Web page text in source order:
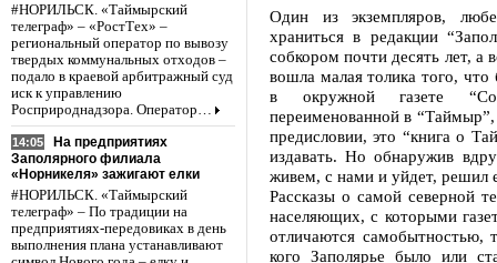
#НОРИЛЬСК. «Таймырский
телеграф» – «РостТех» –
региональный оператор по вывозу
твердых коммунальных отходов –
подало в краевой арбитражный суд
иск к управлению
Росприроднадзора. Оператор…
14:05
На предприятиях
Заполярного филиала
«Норникеля» зажигают елки
#НОРИЛЬСК. «Таймырский
телеграф» – По традиции на
предприятиях-передовиках в день
выполнения плана устанавливают
Один из экземпляров,
храниться в редакции
собкором почти десять лет, а
вошла малая толика того,
в окружной газете
переименованной в
предисловии, это “книга о
издавать. Но обнаружив
живем, с нами и уйдет, решил
Рассказы о самой северной
населяющих, с которыми
отличаются
кого Заполярье было или